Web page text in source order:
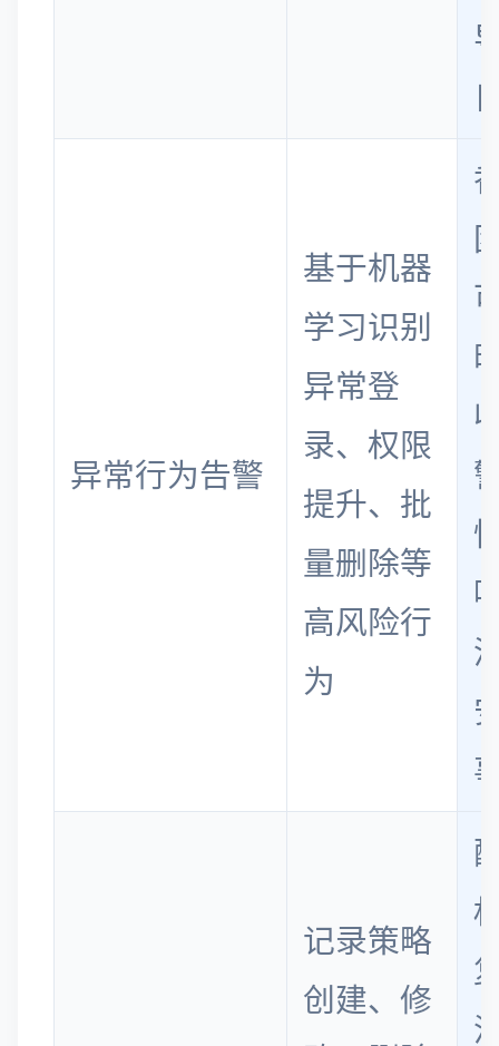
异常行为告警
基于机器
学习识别
异常登
录、权限
提升、批
量删除等
高风险行
为
记录策略
创建、修